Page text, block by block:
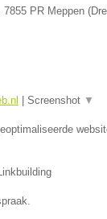
7855 PR Meppen (
Screenshot ▼